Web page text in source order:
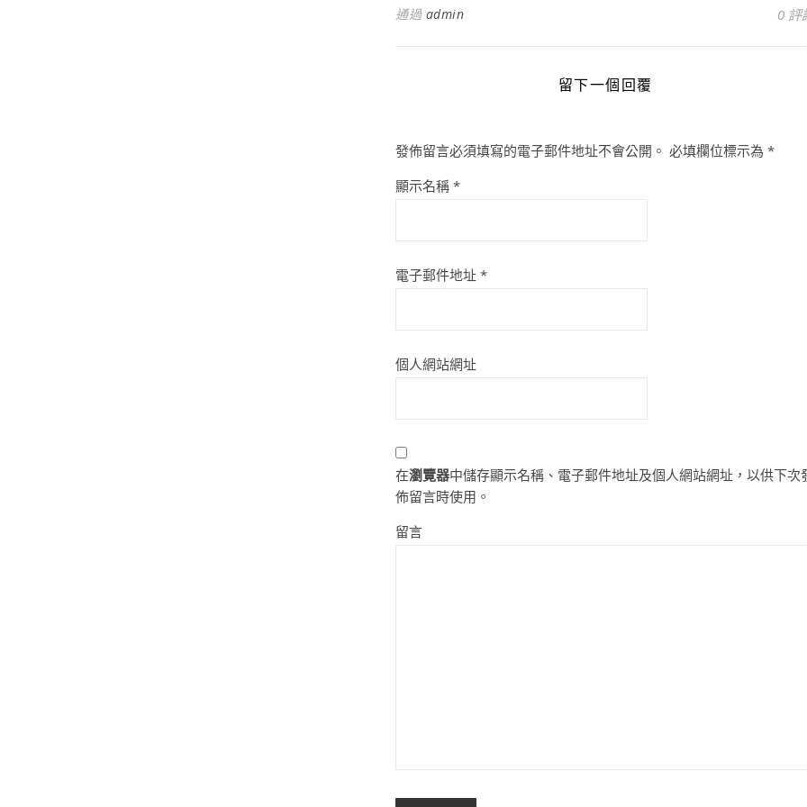
通過 admin 0 評
留下一個回覆
發佈留言必須填寫的電子郵件地址不會公開。 必填欄位標示為 *
顯示名稱 *
電子郵件地址 *
個人網站網址
在瀏覽器中儲存顯示名稱、電子郵件地址及個人網站網址，以供下次
佈留言時使用。
留言